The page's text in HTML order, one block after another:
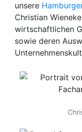
unsere
Christian
wirtschaftlichen
sowie deren